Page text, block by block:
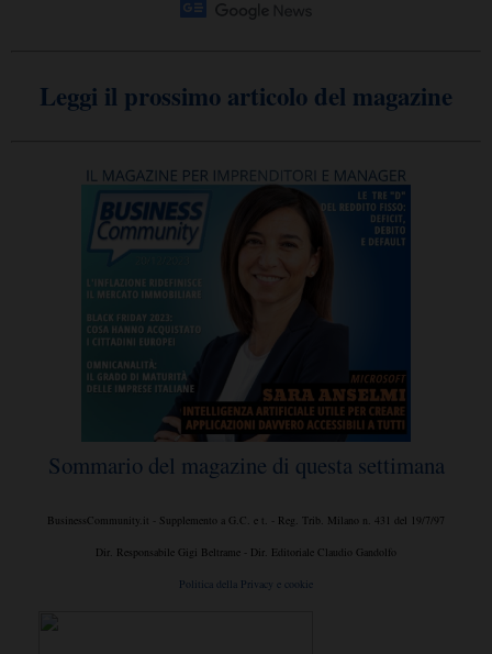
Leggi il prossimo articolo del magazine
Sommario del magazine di questa settimana
BusinessCommunity.it - Supplemento a G.C. e t. - Reg. Trib. Milano n. 431 del 19/7/97
Dir. Responsabile Gigi Beltrame - Dir. Editoriale Claudio Gandolfo
Politica della Privacy e cookie